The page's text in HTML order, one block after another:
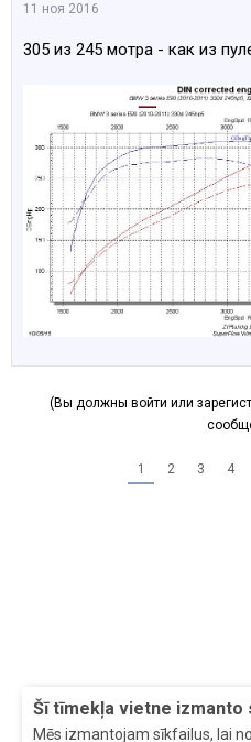
Šī tīmekļa vietne izmanto
Mēs izmantojam sīkfailus, lai
11 ноя 2016
305 из 245 мотра - как из
(Вы должны войти или
1 2 3 4